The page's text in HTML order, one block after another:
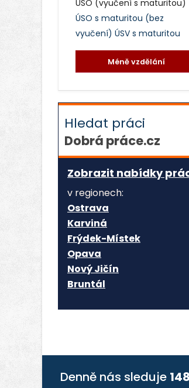
ÚSO (vyučení s maturitou)
ÚSO s maturitou (bez
vyučení) ÚSV s maturitou
Méně vzdělání
Hledat práci
Dobrá práce.cz
Zobrazit nabídky
v regionech:
Ostrava
Karviná
Frýdek-Místek
Opava
Nový Jičín
Bruntál
Denně nás sleduje